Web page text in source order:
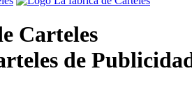
Carteles
de